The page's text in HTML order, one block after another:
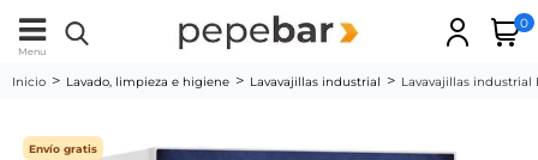
Menu
0
Inicio Lavado, limpieza e higiene Lavavajillas industrial Lavavajillas industrial
Envío gratis